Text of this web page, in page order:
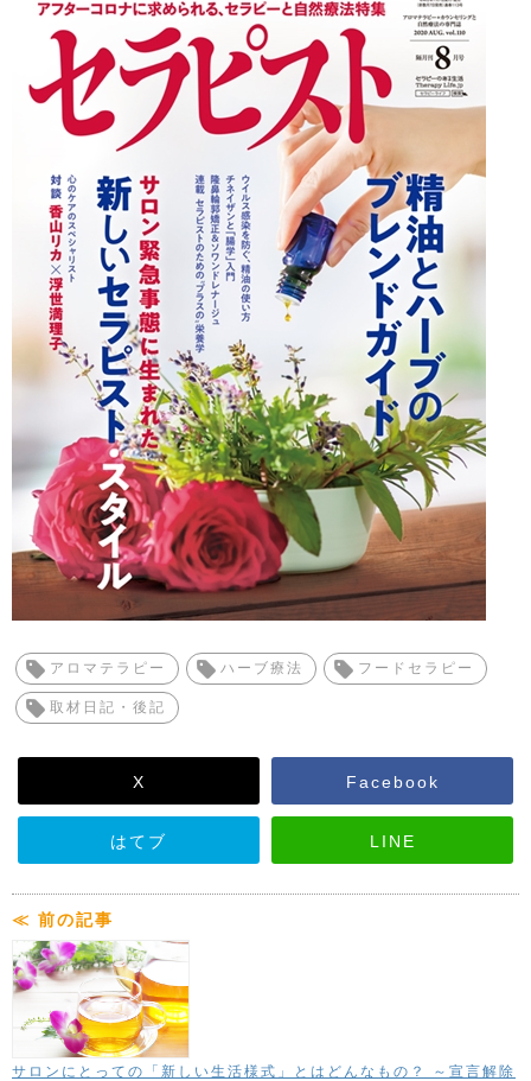
アロマテラピー ハーブ療法 フードセラピー
取材日記・後記
X Facebook
はてブ LINE
≪ 前の記事
サロンにとっての「新しい生活様式」とはどんなもの？ ～宣言解除